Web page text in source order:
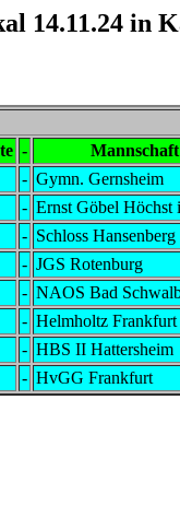
14.11.24 in
-
Mannschaft
- Gymn. Gernsheim
- Ernst Göbel Höchst
- Schloss
- JGS Rotenburg
- NAOS Bad
- Helmholtz Frankfurt
- HBS II Hattersheim
- HvGG Frankfurt